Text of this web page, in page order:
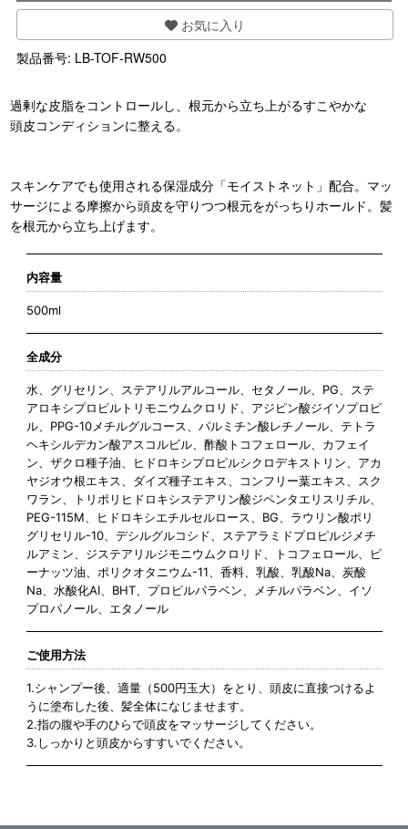
お気に入り
製品番号: LB-TOF-RW500
過剰な皮脂をコントロールし、根元から立ち上がるすこやかな
頭皮コンディションに整える。
スキンケアでも使用される保湿成分「モイストネット」配合。マッ
サージによる摩擦から頭皮を守りつつ根元をがっちりホールド。髪
を根元から立ち上げます。
内容量
500ml
全成分
水、グリセリン、ステアリルアルコール、セタノール、PG、ステ
アロキシプロピルトリモニウムクロリド、アジピン酸ジイソプロピ
ル、PPG-10メチルグルコース、パルミチン酸レチノール、テトラ
ヘキシルデカン酸アスコルビル、酢酸トコフェロール、カフェイ
ン、ザクロ種子油、ヒドロキシプロピルシクロデキストリン、アカ
ヤジオウ根エキス、ダイズ種子エキス、コンフリー葉エキス、スク
ワラン、トリポリヒドロキシステアリン酸ジペンタエリスリチル、
PEG-115M、ヒドロキシエチルセルロース、BG、ラウリン酸ポリ
グリセリル-10、デシルグルコシド、ステアラミドプロピルジメチ
ルアミン、ジステアリルジモニウムクロリド、トコフェロール、ピ
ーナッツ油、ポリクオタニウム-11、香料、乳酸、乳酸Na、炭酸
Na、水酸化AI、BHT、プロピルパラベン、メチルパラベン、イソ
プロパノール、エタノール
ご使用方法
1.シャンプー後、適量（500円玉大）をとり、頭皮に直接つけるよ
うに塗布した後、髪全体になじませます。
2.指の腹や手のひらで頭皮をマッサージしてください。
3.しっかりと頭皮からすすいでください。